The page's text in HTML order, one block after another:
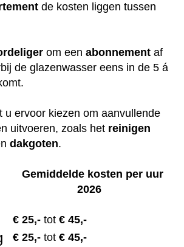
de kosten liggen tussen
om een abonnement af
de glazenwasser eens in de 5 á
u ervoor kiezen om aanvullende
uitvoeren, zoals het reinigen
dakgoten.
Gemiddelde kosten per uur
2026
€ 25,- tot € 45,-
€ 25,- tot € 45,-